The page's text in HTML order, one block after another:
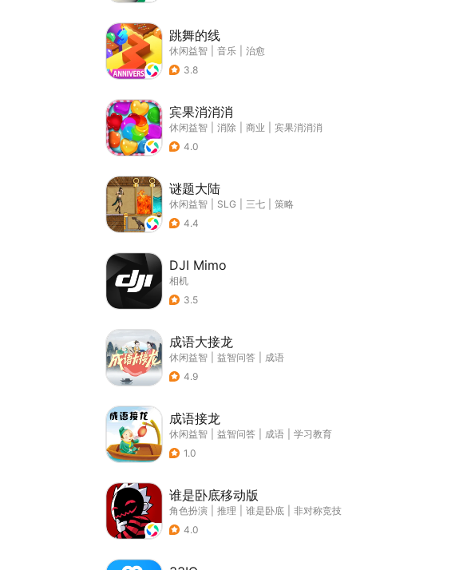
跳舞的线
休闲益智 音乐
治愈
3.8
宾果消消消
休闲益智 消除 商业
宾果消消消
4.0
谜题大陆
休闲益智 SLG 三七
策略
4.4
DJI Mimo
相机
3.5
成语大接龙
休闲益智 益智问答
成语
4.9
成语接龙
休闲益智 益智问答 成语
学习教育
1.0
谁是卧底移动版
角色扮演 推理 谁是卧底
非对称竞技
4.0